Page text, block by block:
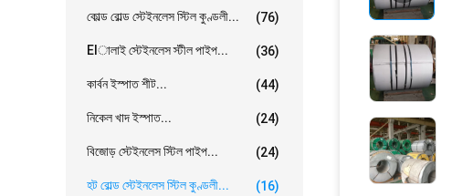
কোল্ড রোল্ড স্টেইনলেস স্টিল কুণ্ডলী... (76)
Elালাই স্টেইনলেস স্টীল পাইপ... (36)
কার্বন ইস্পাত শীট... (44)
নিকেল খাদ ইস্পাত... (24)
বিজোড় স্টেইনলেস স্টিল পাইপ... (24)
হট রোল্ড স্টেইনলেস স্টিল কুণ্ডলী... (16)